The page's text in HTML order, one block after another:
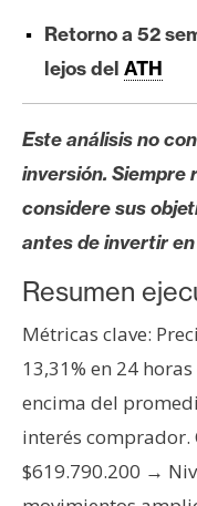
A
á
l
i
s
s
N
o
a
s
d
e
Retorno a 52
lejos del ATH
Este análisis no
inversión. Siempre
considere sus
antes de invertir
Resumen
Métricas clave:
13,31% en 24
encima del
interés comprador.
$619.790.200 →